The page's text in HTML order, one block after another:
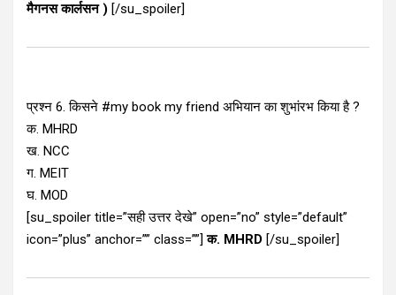
मैगनस कार्लसन ) [/su_spoiler]
प्रश्न 6. किसने #my book my friend अभियान का शुभांरभ किया है ?
क. MHRD
ख. NCC
ग. MEIT
घ. MOD
[su_spoiler title=”सही उत्तर देखे” open=”no” style=”default”
icon=”plus” anchor=”” class=””]क. MHRD [/su_spoiler]